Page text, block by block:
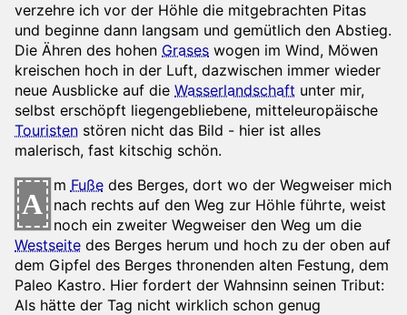
verzehre ich vor der Höhle die mitgebrachten Pitas
und beginne dann langsam und gemütlich den Abstieg.
Die Ähren des hohen Grases wogen im Wind, Möwen
kreischen hoch in der Luft, dazwischen immer wieder
neue Ausblicke auf die Wasserlandschaft unter mir,
selbst erschöpft liegengebliebene, mitteleuropäische
Touristen stören nicht das Bild - hier ist alles
malerisch, fast kitschig schön.
A
m Fußedes Berges, dort wo der Wegweiser mich
nach rechts auf den Weg zur Höhle führte, weist
noch ein zweiter Wegweiser den Weg um die
Westseite des Berges herum und hoch zu der oben auf
dem Gipfel des Berges thronenden alten Festung, dem
Paleo Kastro. Hier fordert der Wahnsinn seinen Tribut:
Als hätte der Tag nicht wirklich schon genug